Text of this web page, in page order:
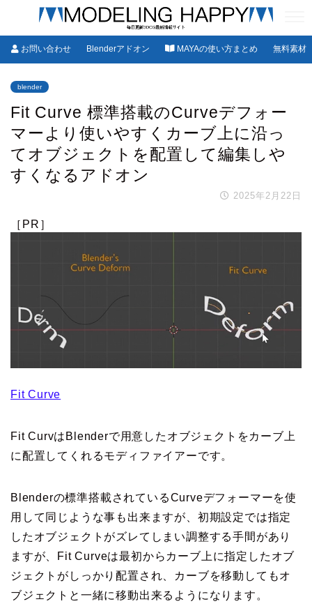
お問い合わせ Blenderアドオン MAYAの使い方まとめ 無料素材
blender
Fit Curve 標準搭載のCurveデフォー
マーより使いやすくカーブ上に沿っ
てオブジェクトを配置して編集しや
すくなるアドオン
2025年2月22日
［PR］
Fit Curve
Fit CurvはBlenderで用意したオブジェクトをカーブ上
に配置してくれるモディファイアーです。
Blenderの標準搭載されているCurveデフォーマーを使
用して同じような事も出来ますが、初期設定では指定
したオブジェクトがズレてしまい調整する手間があり
ますが、Fit Curveは最初からカーブ上に指定したオブ
ジェクトがしっかり配置され、カーブを移動してもオ
ブジェクトと一緒に移動出来るようになります。